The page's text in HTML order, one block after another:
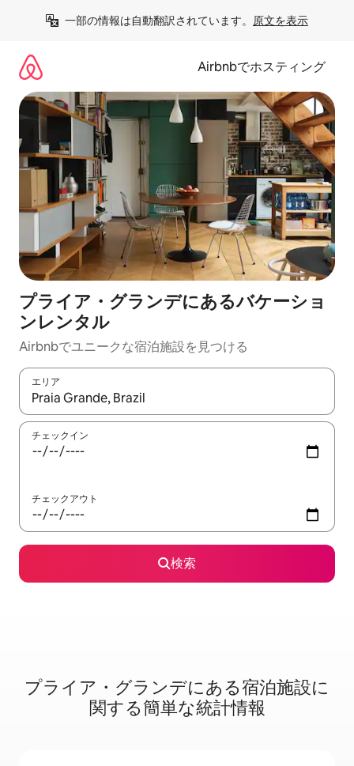
一部の情報は自動翻訳されています。 原文を表示
Airbnbでホスティング
プライア・グランデにあるバケーショ
ンレンタル
Airbnbでユニークな宿泊施設を見つける
エリア
検索結果が表示されたら、上下の矢印キーを使って移動するか
チェックイン
チェックアウト
検索
プライア・グランデに⁠あ⁠る宿⁠泊⁠施⁠設⁠に
関⁠す⁠る簡⁠単⁠な統⁠計⁠情⁠報